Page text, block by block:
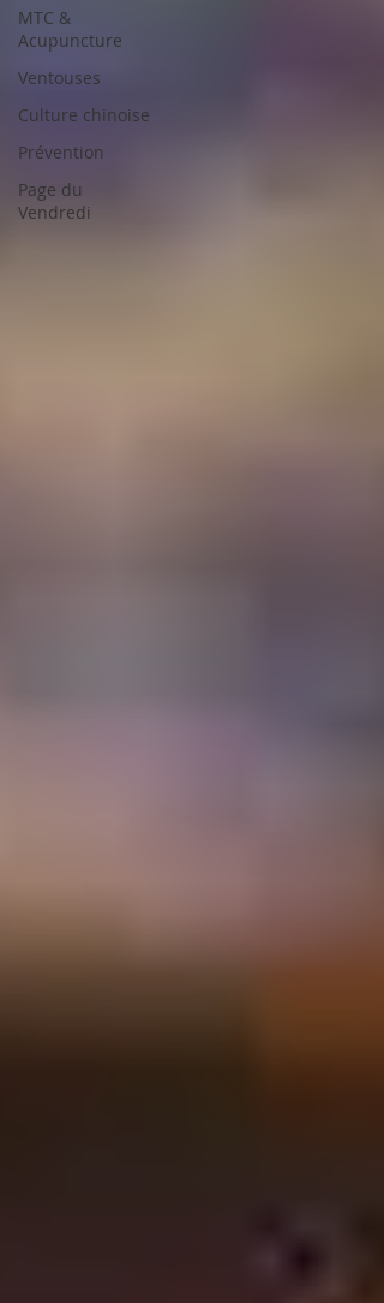
MTC &
Acupuncture
Ventouses
Culture chinoise
Prévention
Page du
Vendredi